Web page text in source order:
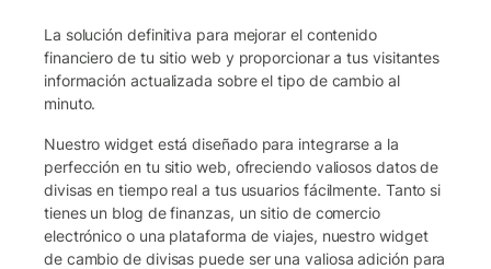
La solución definitiva para mejorar el contenido
financiero de tu sitio web y proporcionar a tus visitantes
información actualizada sobre el tipo de cambio al
minuto.
Nuestro widget está diseñado para integrarse a la
perfección en tu sitio web, ofreciendo valiosos datos de
divisas en tiempo real a tus usuarios fácilmente. Tanto si
tienes un blog de finanzas, un sitio de comercio
electrónico o una plataforma de viajes, nuestro widget
de cambio de divisas puede ser una valiosa adición para